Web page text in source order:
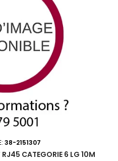
38-2151307
RJ45 CATEGORIE 6 LG 10M